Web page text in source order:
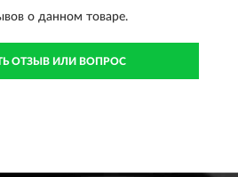
о данном товаре.
ОТЗЫВ ИЛИ ВОПРОС